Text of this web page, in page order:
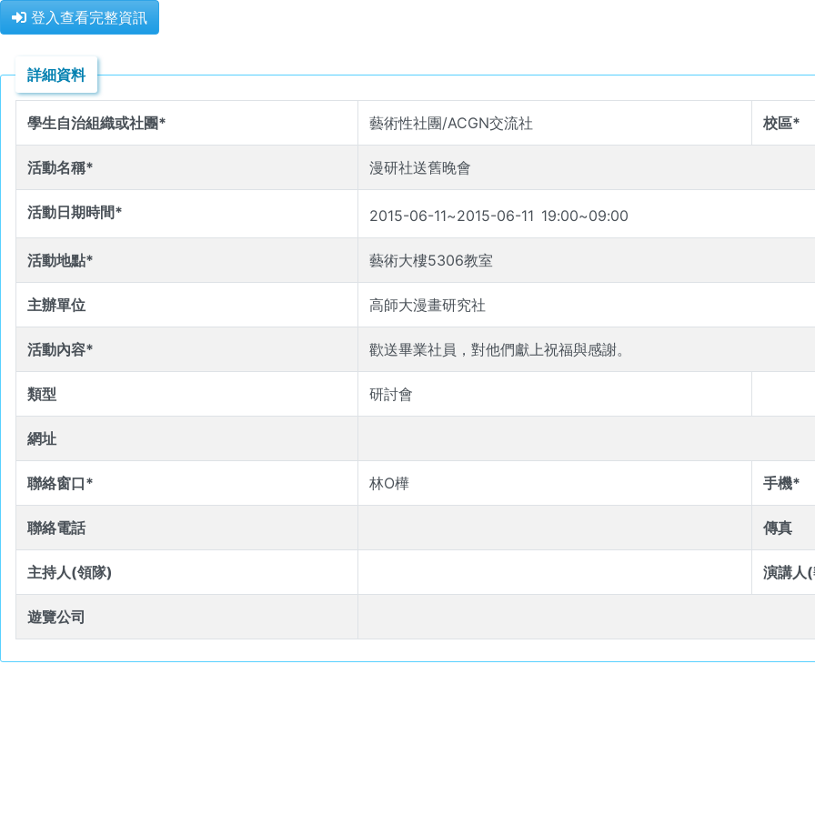
登入查看完整資訊
詳細資料
學生自治組織或社團* 藝術性社團/ACGN交流社 校區*
活動名稱* 漫研社送舊晚會
活動日期時間* 2015-06-11~2015-06-11 19:00~09:00
活動地點* 藝術大樓5306教室
主辦單位 高師大漫畫研究社
活動內容* 歡送畢業社員，對他們獻上祝福與感謝。
類型 研討會
網址
聯絡窗口* 林O樺 手機*
聯絡電話 傳真
主持人(領隊) 演講人
遊覽公司